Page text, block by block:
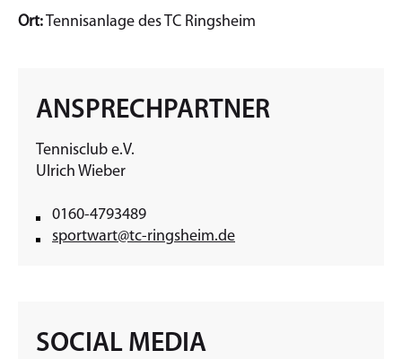
Ort:Tennisanlage des TC Ringsheim
ANSPRECHPARTNER
Tennisclub e.V.
Ulrich Wieber
0160-4793489
sportwart@tc-ringsheim.de
SOCIAL MEDIA